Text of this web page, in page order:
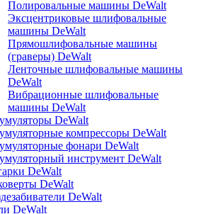
Полировальные машины DeWalt
Эксцентриковые шлифовальные
машины DeWalt
Прямошлифовальные машины
(граверы) DeWalt
Ленточные шлифовальные машины
DeWalt
Вибрационные шлифовальные
машины DeWalt
DeWalt
компрессоры DeWalt
фонари DeWalt
инструмент DeWalt
DeWalt
DeWalt
DeWalt
DeWalt